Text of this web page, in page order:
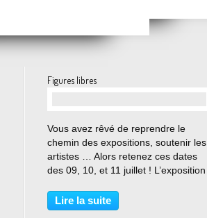
Figures libres
Vous avez rêvé de reprendre le
chemin des expositions, soutenir les
artistes … Alors retenez ces dates
des 09, 10, et 11 juillet ! L’exposition
Halles de BROU (près de Chartres),
regroupe une quinzaine d’artistes.
Lire la suite